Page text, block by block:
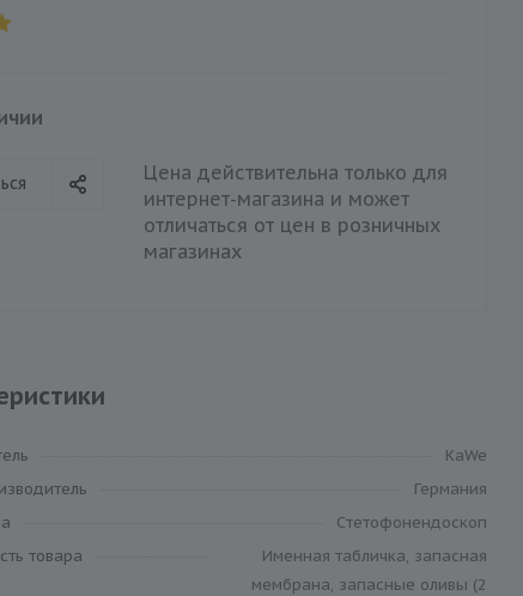
Цена действительна только для
интернет-магазина и может
отличаться от цен в розничных
магазинах
KaWe
Германия
Cтетофонендоскоп
товара
Именная табличка, запасная
мембрана, запасные оливы (2